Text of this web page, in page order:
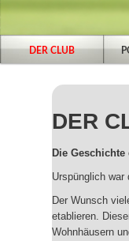
Hauptmenü
Zum Inhalt wechseln
Zum sekundären Inhalt
DER CLUB
DER
Die
Urspünglich
Der Wunsch
etablieren.
Wohnhäusern